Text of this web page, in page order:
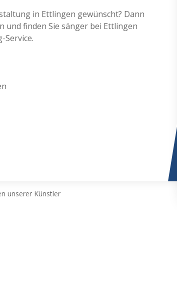
in Ettlingen gewünscht? Dann
und finden Sie sänger bei Ettlingen
Service.
unserer Künstler